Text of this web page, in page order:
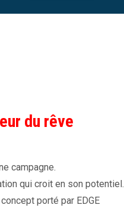
du rêve
campagne.
qui croit en son potentiel.
porté par EDGE